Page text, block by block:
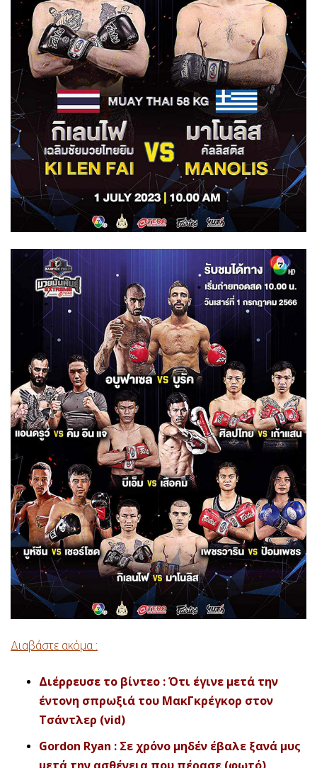
Διαβάστε ακόμα :
Διέρρευσε το βίντεο : Ότι έγινε μετά την
έντονη σπρωξιά του ΜακΓκρέγκορ στον
Τσάντλερ (vid)
Gordon Ryan : Σε χρόνο μηδέν έβαλε ξανά μυς